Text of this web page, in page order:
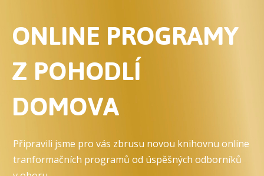
ONLINE PROGRAMY
Z POHODLÍ
DOMOVA
Připravili jsme pro vás zbrusu novou knihovnu online
tranformačních programů od úspěšných odborníků